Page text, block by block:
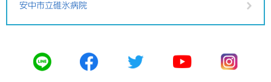
安中市立碓氷病院
公
式
公
式
公
式
公
公
式